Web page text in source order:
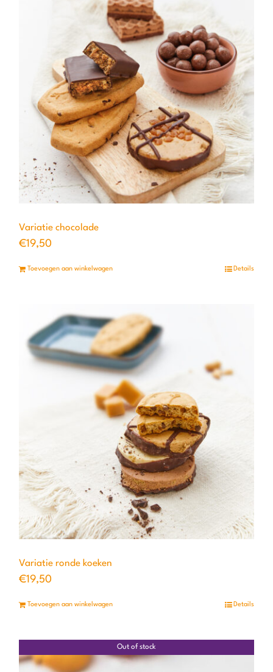
Variatie chocolade
€19,50
Toevoegen aan winkelwagen Details
Variatie ronde koeken
€19,50
Toevoegen aan winkelwagen Details
Out of stock